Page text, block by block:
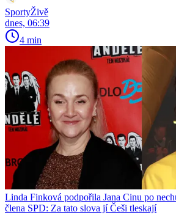
SportyŽivě
dnes, 06:39
4 min
Linda Finková podpořila Jana Cinu po
člena SPD: Za tato slova jí Češi tleskají